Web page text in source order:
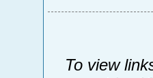
To view